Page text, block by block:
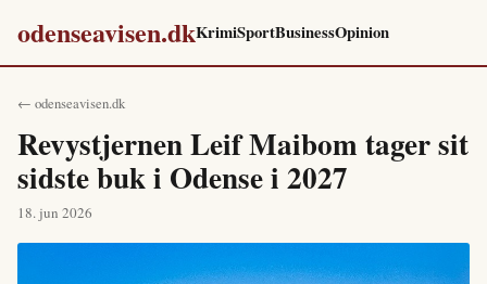
odenseavisen.dkKrimiSportBusinessOpinion
← odenseavisen.dk
Revystjernen Leif Maibom tager sit
sidste buk i Odense i 2027
18. jun 2026